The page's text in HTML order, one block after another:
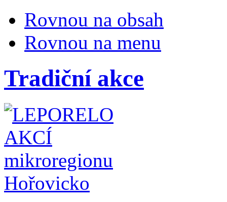
Rovnou na obsah
Rovnou na menu
Tradiční akce